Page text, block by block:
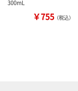
300mL
￥755 （税込）